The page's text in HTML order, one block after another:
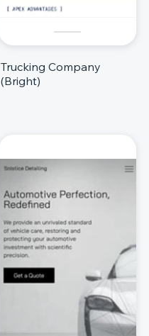
Trucking Company
(Bright)